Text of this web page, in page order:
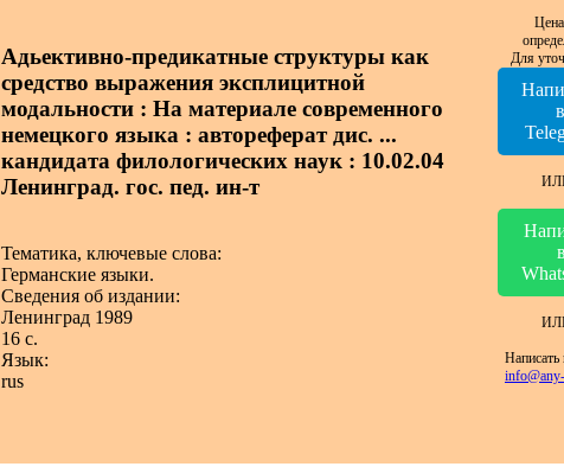
Адьективно-предикатные структуры как
средство выражения эксплицитной
модальности : На материале современного
немецкого языка : автореферат дис. ...
кандидата филологических наук : 10.02.04
Ленинград. гос. пед. ин-т
Тематика, ключевые слова:
Германские языки.
Сведения об издании:
Ленинград 1989
16 с.
Язык:
rus
Для
в
в
Написать